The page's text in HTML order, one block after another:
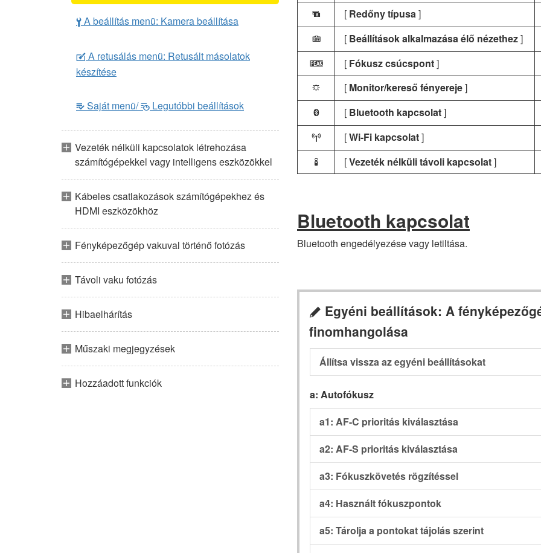
B A beállítás menü: Kamera beállítása
N A retusálás menü: Retusált másolatok
készítése
O Saját menü/m Legutóbbi beállítások
Vezeték nélküli kapcsolatok létrehozása
számítógépekkel vagy intelligens eszközökkel
Kábeles csatlakozások számítógépekhez és
HDMI eszközökhöz
Fényképezőgép vakuval történő fotózás
Távoli vaku fotózás
Hibaelhárítás
Műszaki megjegyzések
Hozzáadott funkciók
O [ Redőny típusa]
y [ Beállítások alkalmazása élő nézethez]
W [ Fókusz csúcspont]
3 [ Monitor/kereső fényereje]
Z [ Bluetooth kapcsolat]
U [Wi-Fi kapcsolat]
L [Vezeték nélküli távoli kapcsolat]
Bluetooth kapcsolat
Bluetooth engedélyezése vagy letiltása.
A Egyéni beállítások: A
finomhangolása
Állítsa vissza az egyéni beállításokat
a: Autofókusz
a1: AF-C prioritás kiválasztása
a2: AF-S prioritás kiválasztása
a3: Fókuszkövetés rögzítéssel
a4: Használt fókuszpontok
a5: Tárolja a pontokat tájolás szerint